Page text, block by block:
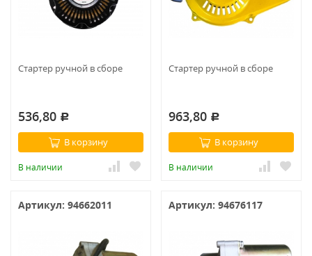
Стартер ручной в сборе
536,80 Р
В корзину
В наличии
Стартер ручной в сборе
963,80 Р
В корзину
В наличии
Артикул: 94662011 Артикул: 94676117